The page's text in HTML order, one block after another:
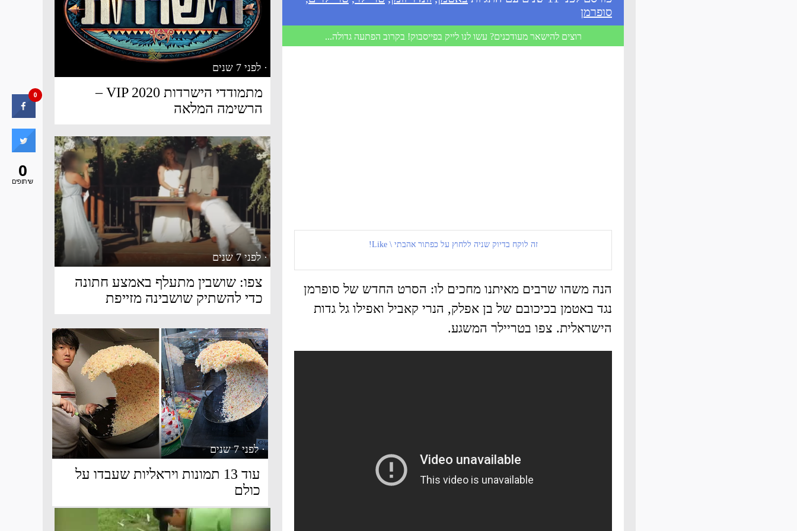
סופרמן
רוצים להישאר מעודכנים? עשו לנו לייק בפייסבוק! בקרוב הפתעה גדולה...
זה לוקח בדיוק שניה ללחוץ על כפתור אהבתי \ Like!
הנה משהו שרבים מאיתנו מחכים לו: הסרט החדש של סופרמן
נגד באטמן בכיכובם של בן אפלק, הנרי קאביל ואפילו גל גדות
הישראלית. צפו בטריילר המשגע.
· לפני 7 שנים
מתמודדי הישרדות VIP 2020 –
הרשימה המלאה
· לפני 7 שנים
צפו: שושבין מתעלף באמצע חתונה
כדי להשתיק שושבינה מזייפת
· לפני 7 שנים
עוד 13 תמונות ויראליות שעבדו על
כולם
0
0
שיתופים